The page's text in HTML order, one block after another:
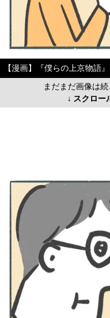
【漫画】『僕らの上京物語
まだまだ画像は
↓ スクロー